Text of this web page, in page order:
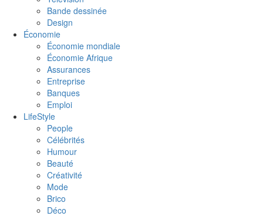
Bande dessinée
Design
Économie
Économie mondiale
Économie Afrique
Assurances
Entreprise
Banques
Emploi
LifeStyle
People
Célébrités
Humour
Beauté
Créativité
Mode
Brico
Déco